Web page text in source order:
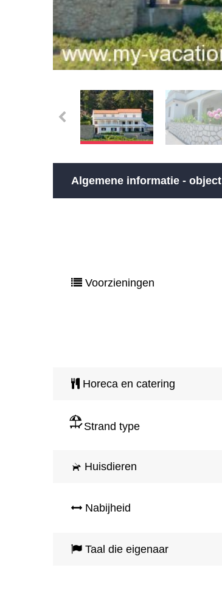
Algemene informatie - object
Voorzieningen
Horeca en catering
Strand type
Huisdieren
Nabijheid
Taal die eigenaar